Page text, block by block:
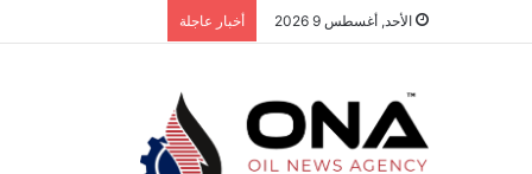
الأحد, أغسطس 9 2026 أخبار عاجلة